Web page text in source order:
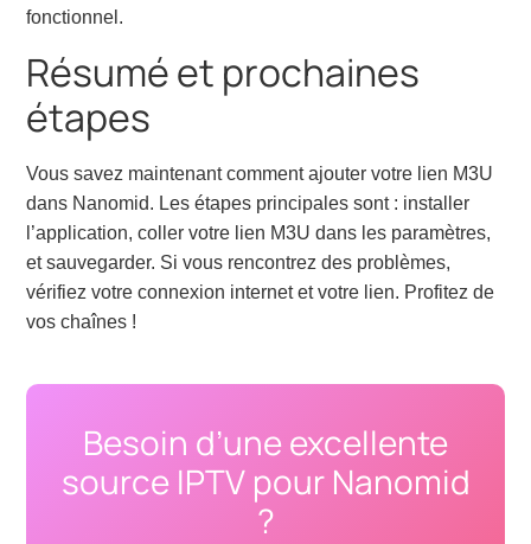
fonctionnel.
Résumé et prochaines
étapes
Vous savez maintenant comment ajouter votre lien M3U
dans Nanomid. Les étapes principales sont : installer
l’application, coller votre lien M3U dans les paramètres,
et sauvegarder. Si vous rencontrez des problèmes,
vérifiez votre connexion internet et votre lien. Profitez de
vos chaînes !
Besoin d’une excellente
source IPTV pour Nanomid
?